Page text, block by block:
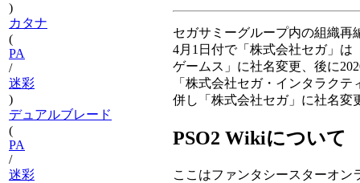
)
カタナ
(
PA
/
迷彩
)
デュアルブレード
(
PA
/
迷彩
セガサミーグループ内の組織再
4月1日付で「株式会社セガ」は
ゲームス」に社名変更、後に
「株式会社セガ・インタラクテ
併し「株式会社セガ」に社名変
PSO2 Wikiについて
ここはファンタシースターオン